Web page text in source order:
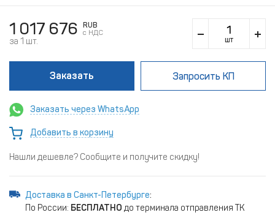
1 017 676
RUB
c НДС
за 1 шт. шт
Заказать Запросить КП
Заказать через WhatsApp
Добавить в корзину
Нашли дешевле? Сообщите и получите скидку!
Доставка в Санкт-Петербурге:
По России: БЕСПЛАТНО до терминала отправления ТК